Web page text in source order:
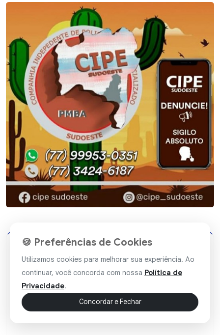
Poções 29 / Abr / 2026 - 10:22
Município recebe novos
equipamentos e governador discute
🍪 Preferências de Cookies
Utilizamos cookies para melhorar sua experiência. Ao
continuar, você concorda com nossa Política de
Privacidade.
Concordar e Fechar